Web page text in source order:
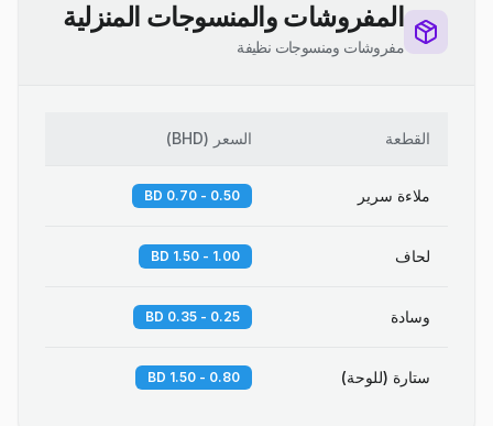
المفروشات والمنسوجات المنزلية
مفروشات ومنسوجات نظيفة
القطعة السعر (
BHD
)
ملاءة سرير 0.50 - 0.70 BD
لحاف 1.00 - 1.50 BD
وسادة 0.25 - 0.35 BD
ستارة (للوحة) 0.80 - 1.50 BD